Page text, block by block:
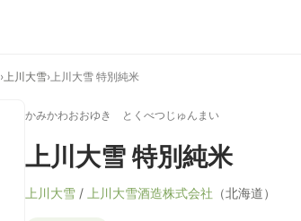
›上川大雪›上川大雪 特別純米
かみかわおおゆき とくべつじゅんまい
上川大雪 特別純米
上川大雪 / 上川大雪酒造株式会社 （北海道）